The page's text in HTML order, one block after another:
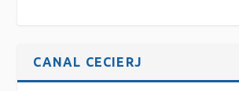
CANAL CECIERJ